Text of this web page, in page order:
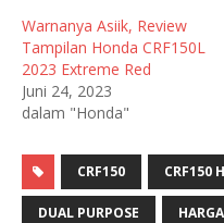
Warnanya Asiik, Review
Tampilan Honda CRF150L
2023 Extreme Red
Juni 24, 2023
dalam "Honda"
CRF150 CRF150
DUAL PURPOSE